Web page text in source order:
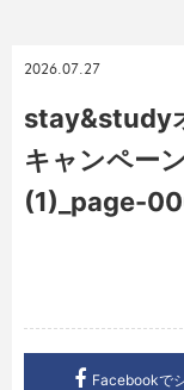
2026.07.27
stay&study
キャンペー
(1)_page-
Facebookで